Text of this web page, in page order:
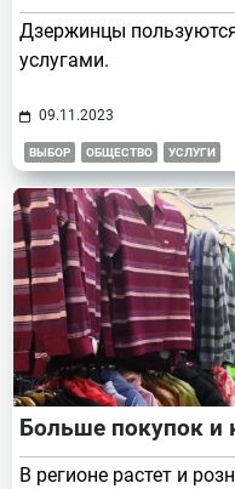
Дзержинцы
услугами.
09.11.2023
ВЫБОР ОБЩЕСТВО УСЛУГИ
Больше покупок и
В регионе растет и